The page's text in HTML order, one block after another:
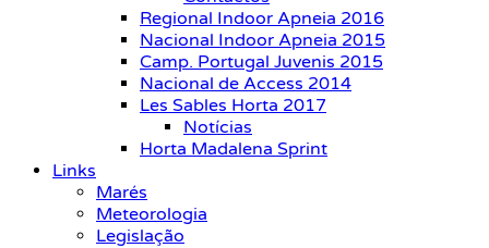
Regional Indoor Apneia 2016
Nacional Indoor Apneia 2015
Camp. Portugal Juvenis 2015
Nacional de Access 2014
Les Sables Horta 2017
Notícias
Horta Madalena Sprint
Links
Marés
Meteorologia
Legislação